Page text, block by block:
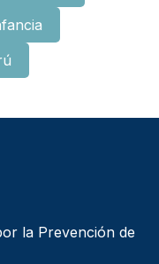
la Prevención de